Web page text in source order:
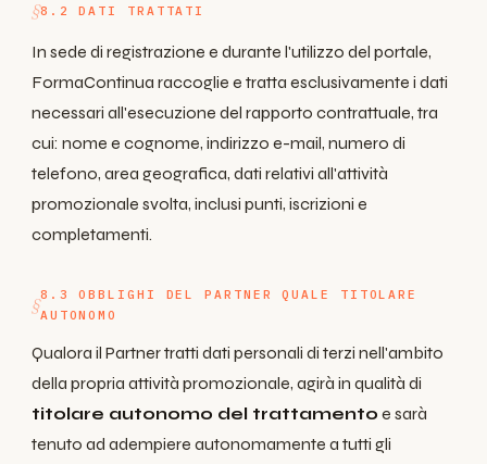
8.2 DATI TRATTATI
In sede di registrazione e durante l'utilizzo del portale,
FormaContinua raccoglie e tratta esclusivamente i dati
necessari all'esecuzione del rapporto contrattuale, tra
cui: nome e cognome, indirizzo e-mail, numero di
telefono, area geografica, dati relativi all'attività
promozionale svolta, inclusi punti, iscrizioni e
completamenti.
8.3 OBBLIGHI DEL PARTNER QUALE TITOLARE
AUTONOMO
Qualora il Partner tratti dati personali di terzi nell'ambito
della propria attività promozionale, agirà in qualità di
titolare autonomo del trattamento e sarà
tenuto ad adempiere autonomamente a tutti gli